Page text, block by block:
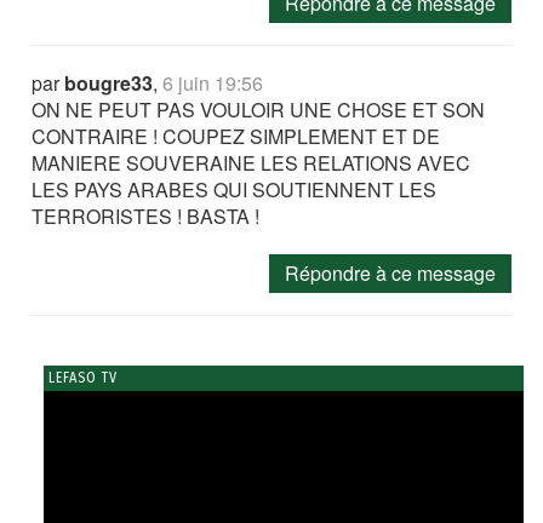
parbougre33,6 juin 19:56
ON NE PEUT PAS VOULOIR UNE CHOSE ET SON
CONTRAIRE ! COUPEZ SIMPLEMENT ET DE
MANIERE SOUVERAINE LES RELATIONS AVEC
LES PAYS ARABES QUI SOUTIENNENT LES
TERRORISTES ! BASTA !
Répondre à ce message
LEFASO TV